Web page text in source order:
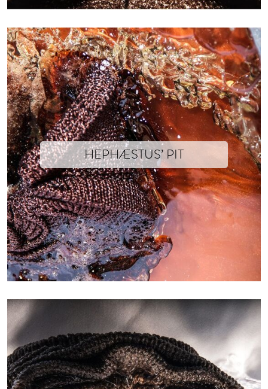
HEPHÆSTUS’ PIT
Isabelle Soum x Xavier Brisoux This piece is the latest in the